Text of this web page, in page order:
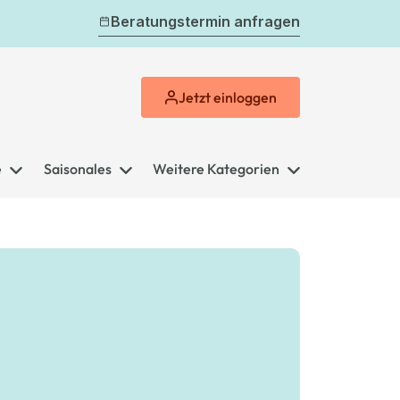
Beratungstermin anfragen
Jetzteinloggen
Saisonales Weitere Kategorien